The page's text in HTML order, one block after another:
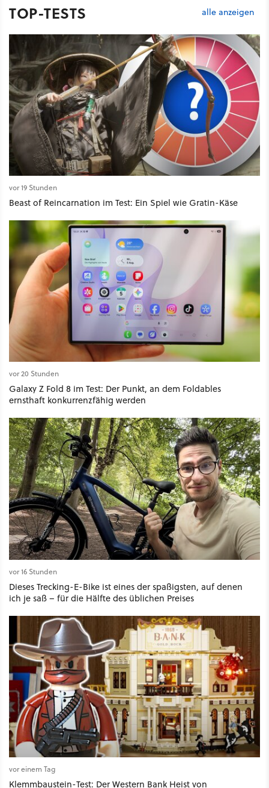
TOP-TESTS alle anzeigen
vor 19 Stunden
Beast of Reincarnation im Test: Ein Spiel wie Gratin-Käse
vor 20 Stunden
Galaxy Z Fold 8 im Test: Der Punkt, an dem Foldables
ernsthaft konkurrenzfähig werden
vor 16 Stunden
Dieses Trecking-E-Bike ist eines der spaßigsten, auf denen
ich je saß – für die Hälfte des üblichen Preises
vor einem Tag
Klemmbaustein-Test: Der Western Bank Heist von